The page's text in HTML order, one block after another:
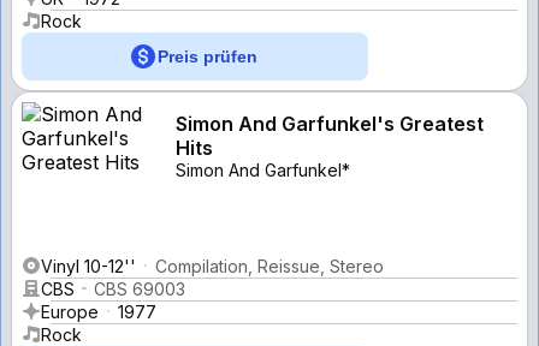
Rock
Preis prüfen
Simon And Garfunkel's Greatest
Hits
Simon And Garfunkel*
Vinyl 10-12''
Compilation, Reissue, Stereo
CBS
CBS 69003
Europe
1977
Rock